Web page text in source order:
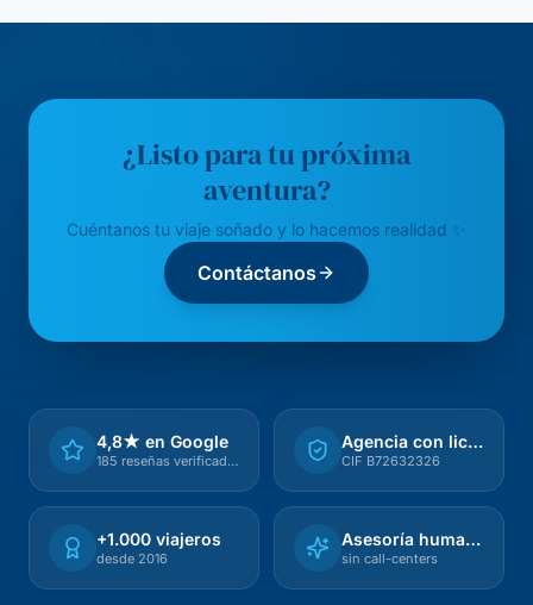
¿Listo para tu próxima
aventura?
Cuéntanos tu viaje soñado y lo hacemos realidad ✨
Contáctanos
4,8★ en Google
185 reseñas verificadas
Agencia con licencia
CIF B72632326
+1.000 viajeros
desde 2016
Asesoría humana
sin call-centers